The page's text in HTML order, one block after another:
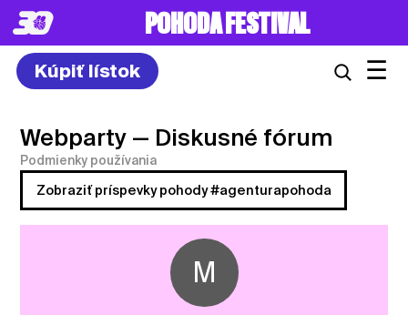
POHODA FESTIVAL
Kúpiť lístok ☰
Webparty — Diskusné fórum
Podmienky používania
Zobraziť príspevky pohody #agenturapohoda
M